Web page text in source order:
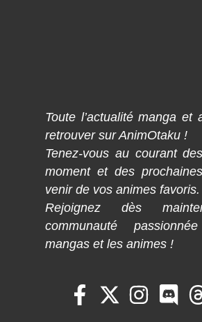
Toute l’actualité manga et
retrouver sur AnimOtaku !
Tenez-vous au courant
moment et des
venir de vos animes favoris.
Rejoignez dès
communauté
mangas et les animes !